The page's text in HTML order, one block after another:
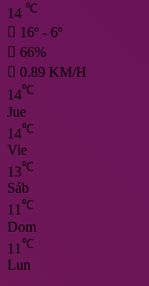
14 ℃
16º - 6º
66%
0.89 KM/H
14℃
Jue
14℃
Vie
13℃
Sáb
11℃
Dom
11 ℃
Lun